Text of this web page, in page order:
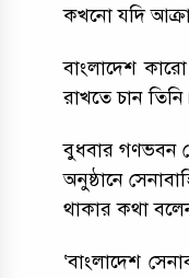
কখনো যদি
বাংলাদেশ কারো
রাখতে চান তিনি।
বুধবার গণভবন
অনুষ্ঠানে
থাকার কথা
‘বাংলাদেশ